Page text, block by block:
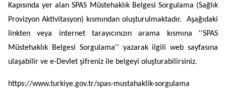
Kapısında yer alan SPAS Müstehaklık Belgesi Sorgulama (Sağlık
Provizyon Aktivitasyon) kısmından oluşturulmaktadır. Aşağıdaki
linkten veya internet tarayıcınızın arama kısmına ''SPAS
Müstehaklık Belgesi Sorgulama'' yazarak ilgili web sayfasına
ulaşabilir ve e-Devlet şifreniz ile belgeyi oluşturabilirsiniz.
https://www.turkiye.gov.tr/spas-mustahaklik-sorgulama